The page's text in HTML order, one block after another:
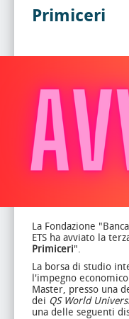
Primiceri
La Fondazione
ETS ha avviato la
Primiceri".
La borsa di studio
l'impegno
Master, presso una
dei QS World
una delle seguenti